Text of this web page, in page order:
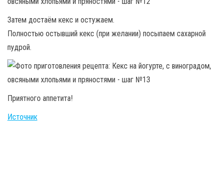
Затем достаём кекс и остужаем.
Полностью остывший кекс (при желании) посыпаем сахарной
пудрой.
Приятного аппетита!
Источник